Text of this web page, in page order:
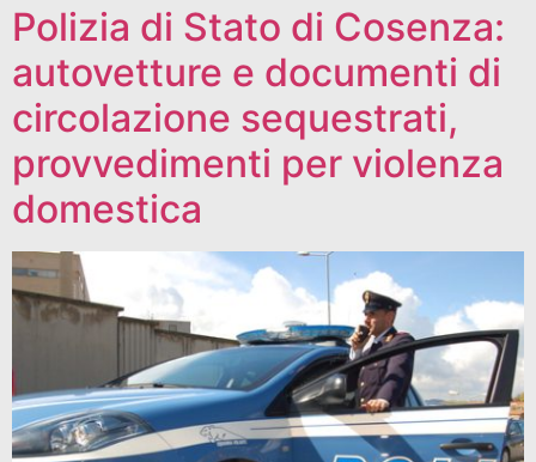
Polizia di Stato di Cosenza:
autovetture e documenti di
circolazione sequestrati,
provvedimenti per violenza
domestica